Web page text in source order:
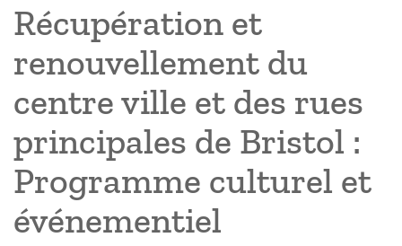
Récupération et
renouvellement du
centre ville et des rues
principales de Bristol :
Programme culturel et
événementiel